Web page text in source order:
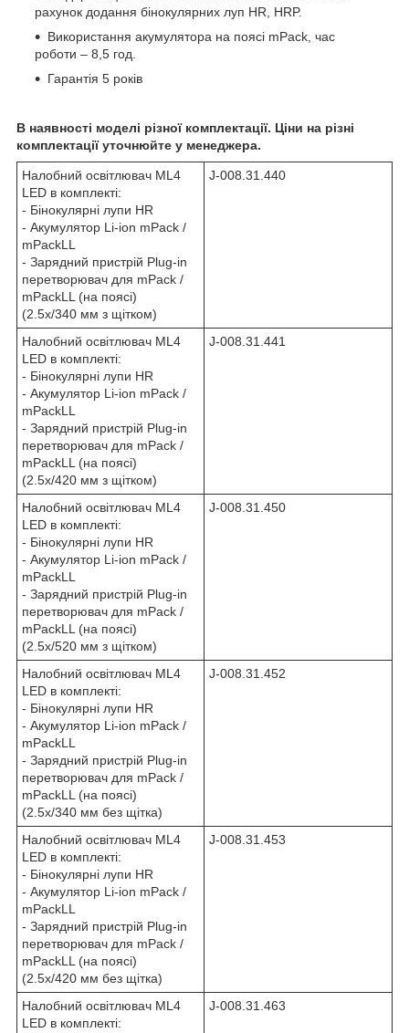
рахунок додання бінокулярних луп HR, HRP.
Використання акумулятора на поясі mPack, час
роботи – 8,5 год.
Гарантія 5 років
В наявності моделі різної комплектації. Ціни на різні
комплектації уточнюйте у менеджера.
Налобний освітлювач ML4
LED в комплекті:
- Бінокулярні лупи HR
- Акумулятор Li-ion mPack /
mPackLL
- Зарядний пристрій Plug-in
перетворювач для mPack /
mPackLL (на поясі)
(2.5х/340 мм з щітком)
J-008.31.440
Налобний освітлювач ML4
LED в комплекті:
- Бінокулярні лупи HR
- Акумулятор Li-ion mPack /
mPackLL
- Зарядний пристрій Plug-in
перетворювач для mPack /
mPackLL (на поясі)
(2.5х/420 мм з щітком)
J-008.31.441
Налобний освітлювач ML4
LED в комплекті:
- Бінокулярні лупи HR
- Акумулятор Li-ion mPack /
mPackLL
- Зарядний пристрій Plug-in
перетворювач для mPack /
mPackLL (на поясі)
(2.5х/520 мм з щітком)
J-008.31.450
Налобний освітлювач ML4
LED в комплекті:
- Бінокулярні лупи HR
- Акумулятор Li-ion mPack /
mPackLL
- Зарядний пристрій Plug-in
перетворювач для mPack /
mPackLL (на поясі)
(2.5х/340 мм без щітка)
J-008.31.452
Налобний освітлювач ML4
LED в комплекті:
- Бінокулярні лупи HR
- Акумулятор Li-ion mPack /
mPackLL
- Зарядний пристрій Plug-in
перетворювач для mPack /
mPackLL (на поясі)
(2.5х/420 мм без щітка)
J-008.31.453
Налобний освітлювач ML4
LED в комплекті:
J-008.31.463